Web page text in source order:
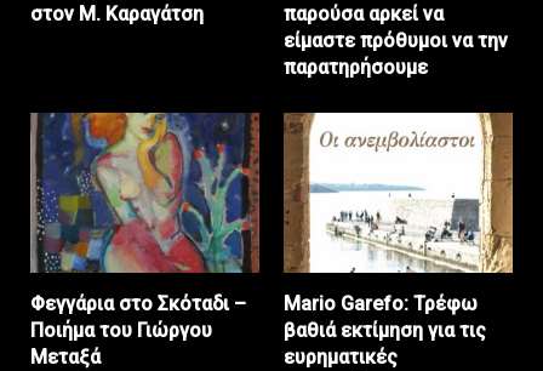
στον Μ. Καραγάτση
παρούσα αρκεί να
είμαστε πρόθυμοι να την
παρατηρήσουμε
Φεγγάρια στο Σκόταδι –
Ποιήμα του Γιώργου
Μεταξά
Mario Garefo: Τρέφω
βαθιά εκτίμηση για τις
ευρηματικές